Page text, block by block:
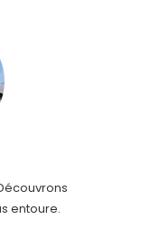
entoure.